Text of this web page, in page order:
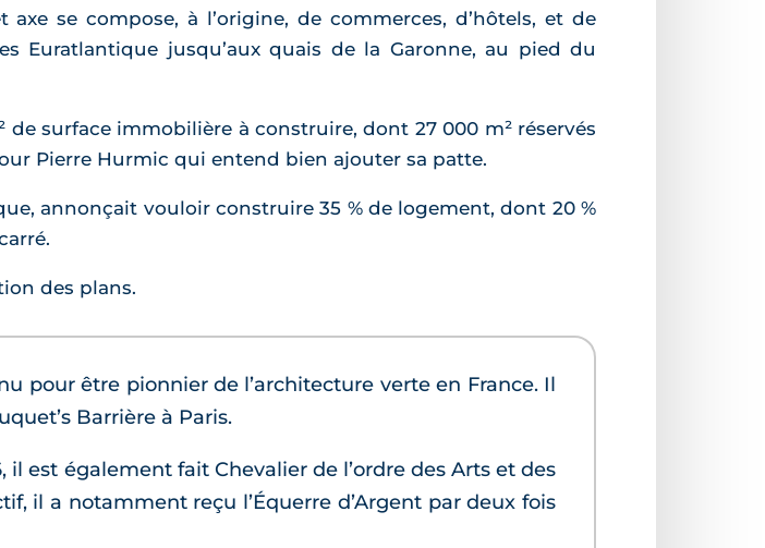
se compose, à l’origine, de commerces, d’hôtels, et de
Euratlantique jusqu’aux quais de la Garonne, au pied du
de surface immobilière à construire, dont 27 000 m² réservés
Pierre Hurmic qui entend bien ajouter sa patte.
annonçait vouloir construire 35 % de logement, dont 20 %
des plans.
pour être pionnier de l’architecture verte en France. Il
Barrière à Paris.
il est également fait Chevalier de l’ordre des Arts et des
il a notamment reçu l’Équerre d’Argent par deux fois